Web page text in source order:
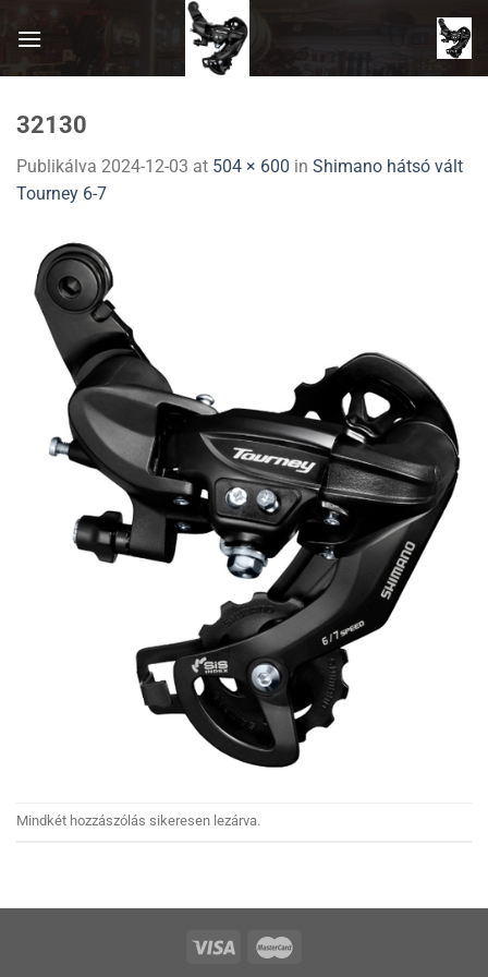
32130
Publikálva 2024-12-03 at 504 × 600 in Shimano hátsó vált
Tourney 6-7
Mindkét hozzászólás sikeresen lezárva.